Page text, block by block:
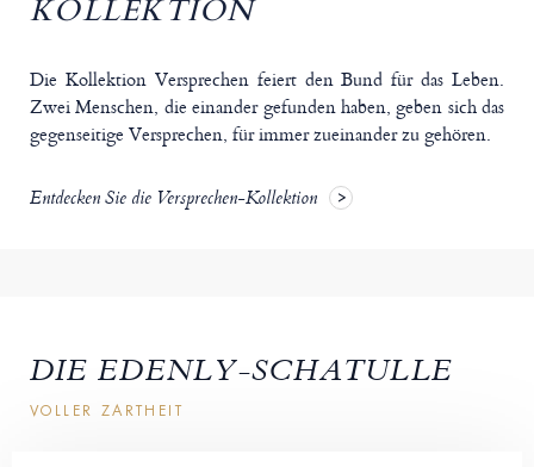
Die Kollektion Versprechen feiert den Bund für das Leben.
Zwei Menschen, die einander gefunden haben, geben sich das
gegenseitige Versprechen, für immer zueinander zu gehören.
Entdecken Sie die Versprechen-Kollektion
DIE EDENLY-SCHATULLE
VOLLER ZARTHEIT